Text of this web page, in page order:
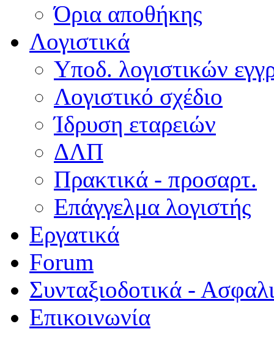
Όρια αποθήκης
Λογιστικά
Υποδ. λογιστικών
Λογιστικό σχέδιο
Ίδρυση εταρειών
ΔΛΠ
Πρακτικά - προσαρτ.
Επάγγελμα λογιστής
Εργατικά
Forum
Συνταξιοδοτικά -
Επικοινωνία